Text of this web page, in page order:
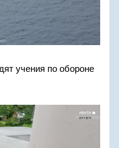
учения по обороне